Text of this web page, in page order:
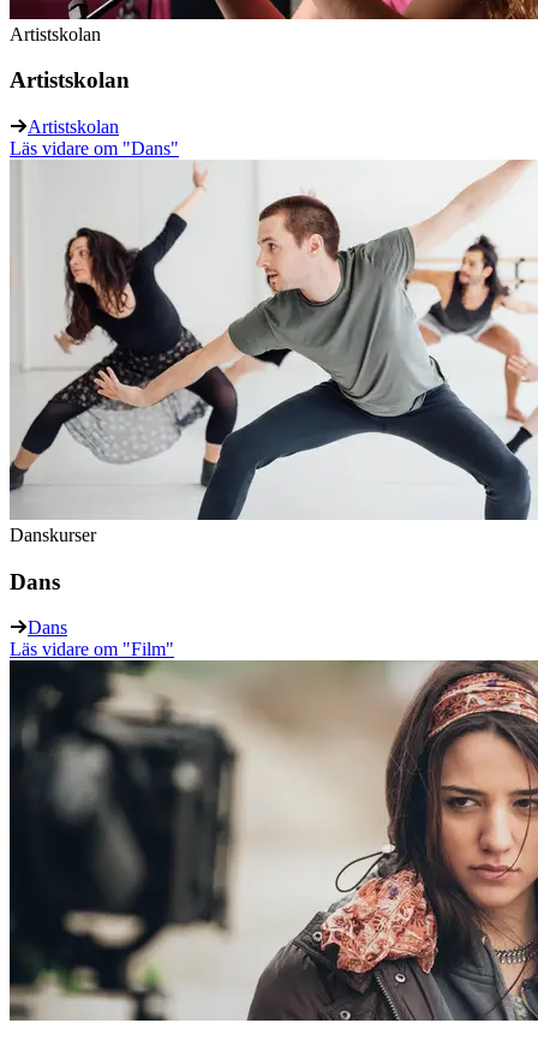
Artistskolan
Artistskolan
Artistskolan
Läs vidare om "Dans"
Danskurser
Dans
Dans
Läs vidare om "Film"